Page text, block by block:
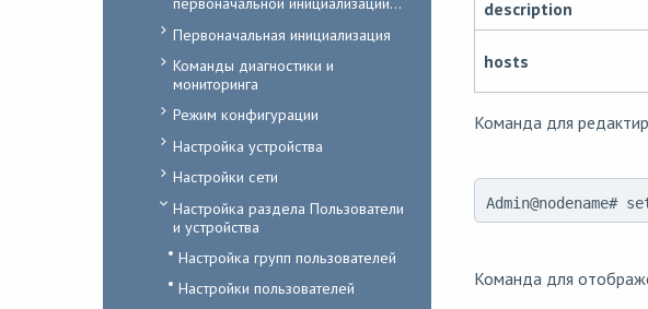
Первоначальная инициализация
Команды диагностики и
мониторинга
Режим конфигурации
Настройка устройства
Настройки сети
Настройка раздела Пользователи
и устройства
Настройка групп пользователей
Настройки пользователей
description
hosts
Команда для
Команда для